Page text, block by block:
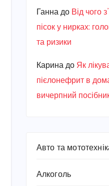
Ганнадо Від чого
пісок у нирках:
та ризики
Каринадо Як
пієлонефрит в
вичерпний
Авто та
Алкоголь